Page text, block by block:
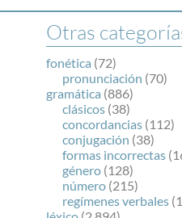
la Agencia Efe y la
cuyo objetivo es
español en los
Internet.
Otras
fonética (72)
pronunciación (70)
gramática (886)
clásicos (38)
concordancias (112)
conjugación (38)
formas incorrectas
género (128)
número (215)
regímenes verbales